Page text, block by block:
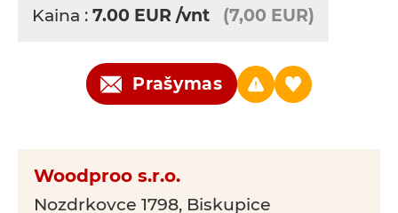
Kaina : 7.00 EUR /vnt (7,00 EUR)
Prašymas
Woodproo s.r.o.
Nozdrkovce 1798, Biskupice